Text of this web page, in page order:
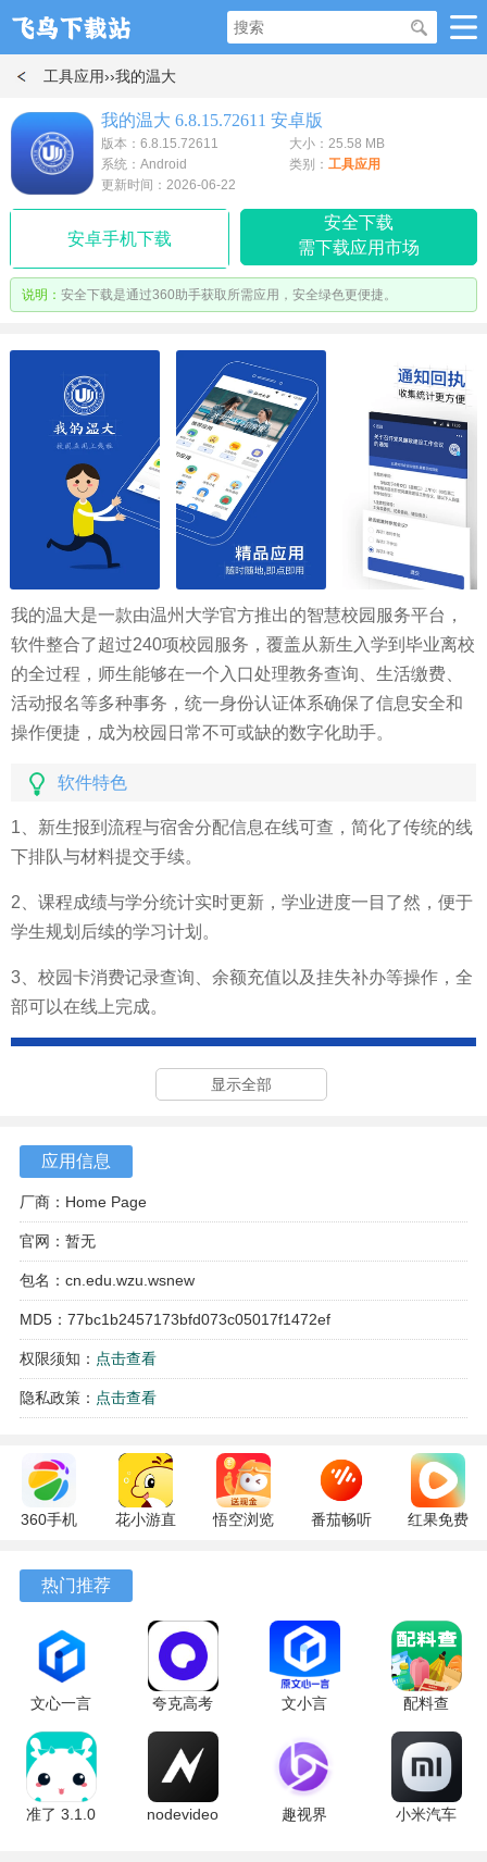
工具应用››我的温大
我的温大 6.8.15.72611 安卓版
版本：6.8.15.72611
大小：25.58 MB
系统：Android
类别： 工具应用
更新时间：2026-06-22
安卓手机下载
安全下载
需下载应用市场
说明： 安全下载是通过360助手获取所需应用，安全绿色更便捷。
我的温大是一款由温州大学官方推出的智慧校园服务平台，
软件整合了超过240项校园服务，覆盖从新生入学到毕业离校
的全过程，师生能够在一个入口处理教务查询、生活缴费、
活动报名等多种事务，统一身份认证体系确保了信息安全和
操作便捷，成为校园日常不可或缺的数字化助手。
软件特色
1、新生报到流程与宿舍分配信息在线可查，简化了传统的线
下排队与材料提交手续。
2、课程成绩与学分统计实时更新，学业进度一目了然，便于
学生规划后续的学习计划。
3、校园卡消费记录查询、余额充值以及挂失补办等操作，全
部可以在线上完成。
显示全部
应用信息
厂商：Home Page
官网：暂无
包名：cn.edu.wzu.wsnew
MD5：77bc1b2457173bfd073c05017f1472ef
权限须知： 点击查看
隐私政策： 点击查看
360手机
10.13.27
最新版
花小游直
17.9.56
悟空浏览
番茄畅听
红果免费
热门推荐
文心一言
4.0
5.16.0.10
最新版
夸克高考
10.14.0.1115
最新版
文小言
安卓版
配料查
3.0.1 官方
版
准了 3.1.0
nodevideo
趣视界
小米汽车